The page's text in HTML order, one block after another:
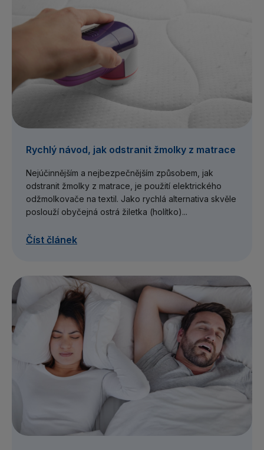
Rychlý návod, jak odstranit žmolky z matrace
Nejúčinnějším a nejbezpečnějším způsobem, jak
odstranit žmolky z matrace, je použití elektrického
odžmolkovače na textil. Jako rychlá alternativa skvěle
poslouží obyčejná ostrá žiletka (holítko)...
Číst článek